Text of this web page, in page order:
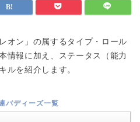
オン」の属するタイプ・ロール
情報に加え、ステータス（能力
ルを紹介します。
バディーズ一覧